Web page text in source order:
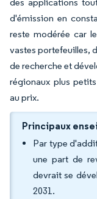
d'émission en
reste modérée car
vastes portefeuilles,
de recherche et
régionaux plus
au prix.
Principaux
Par type
une part de
devrait se
2031.